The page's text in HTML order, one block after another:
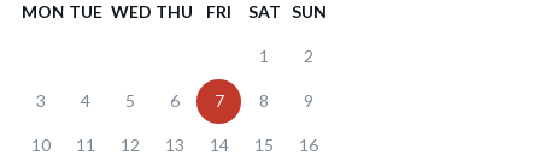
MON TUE WED THU FRI SAT SUN
1 2
3 4 5 6 7 8 9
10 11 12 13 14 15 16